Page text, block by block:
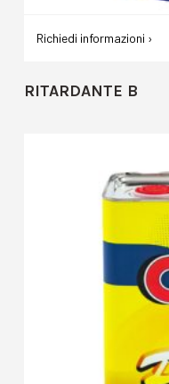
Richiedi informazioni ›
RITARDANTE B